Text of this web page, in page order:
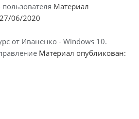
Материал
06/2020
от Иваненко - Windows 10.
Материал опубликован: